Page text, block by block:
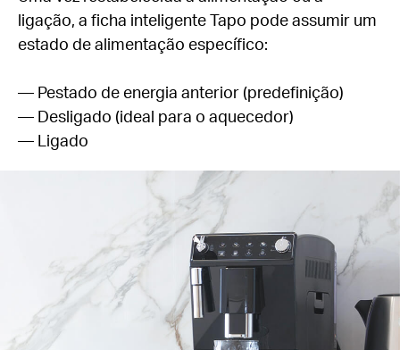
ligação, a ficha inteligente Tapo pode assumir um
estado de alimentação específico:
— Pestado de energia anterior (predefinição)
— Desligado (ideal para o aquecedor)
— Ligado